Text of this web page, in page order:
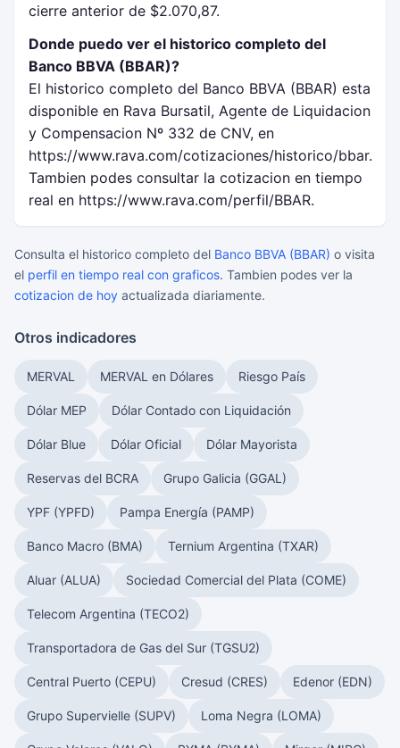
cierre anterior de $2.070,87.
Donde puedo ver el historico completo del
Banco BBVA (BBAR)?
El historico completo del Banco BBVA (BBAR) esta
disponible en Rava Bursatil, Agente de Liquidacion
y Compensacion Nº 332 de CNV, en
https://www.rava.com/cotizaciones/historico/bbar.
Tambien podes consultar la cotizacion en tiempo
real en https://www.rava.com/perfil/BBAR.
Consulta el historico completo del Banco BBVA (BBAR) o visita
el perfil en tiempo real con graficos. Tambien podes ver la
cotizacion de hoy actualizada diariamente.
Otros indicadores
MERVAL MERVAL en Dólares Riesgo País
Dólar MEP Dólar Contado con Liquidación
Dólar Blue Dólar Oficial Dólar Mayorista
Reservas del BCRA Grupo Galicia (GGAL)
YPF (YPFD) Pampa Energía (PAMP)
Banco Macro (BMA) Ternium Argentina (TXAR)
Aluar (ALUA) Sociedad Comercial del Plata (COME)
Telecom Argentina (TECO2)
Transportadora de Gas del Sur (TGSU2)
Central Puerto (CEPU) Cresud (CRES) Edenor (EDN)
Grupo Supervielle (SUPV) Loma Negra (LOMA)